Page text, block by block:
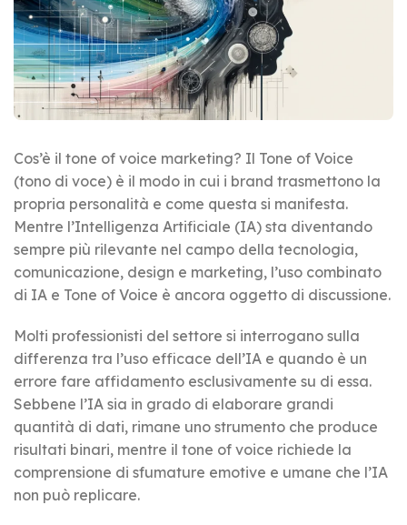
Cos’è il tone of voice marketing? Il Tone of Voice
(tono di voce) è il modo in cui i brand trasmettono la
propria personalità e come questa si manifesta.
Mentre l’Intelligenza Artificiale (IA) sta diventando
sempre più rilevante nel campo della tecnologia,
comunicazione, design e marketing, l’uso combinato
di IA e Tone of Voice è ancora oggetto di discussione.
Molti professionisti del settore si interrogano sulla
differenza tra l’uso efficace dell’IA e quando è un
errore fare affidamento esclusivamente su di essa.
Sebbene l’IA sia in grado di elaborare grandi
quantità di dati, rimane uno strumento che produce
risultati binari, mentre il tone of voice richiede la
comprensione di sfumature emotive e umane che l’IA
non può replicare.